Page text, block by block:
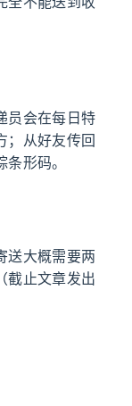
员会在每日特
；从好友传回
形码。
送大概需要两
截止文章发出